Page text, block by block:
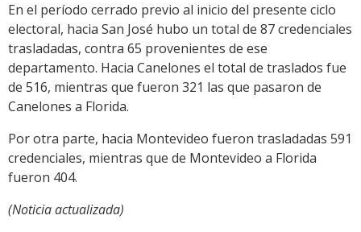
En el período cerrado previo al inicio del presente ciclo
electoral, hacia San José hubo un total de 87 credenciales
trasladadas, contra 65 provenientes de ese
departamento. Hacia Canelones el total de traslados fue
de 516, mientras que fueron 321 las que pasaron de
Canelones a Florida.
Por otra parte, hacia Montevideo fueron trasladadas 591
credenciales, mientras que de Montevideo a Florida
fueron 404.
(Noticia actualizada)